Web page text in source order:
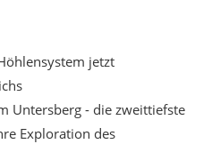
jetzt
Untersberg - die zweittiefste
Exploration des